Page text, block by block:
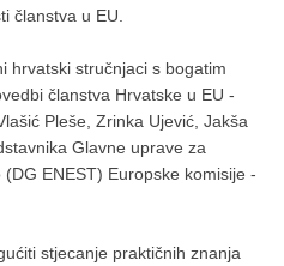
članstva u EU.
hrvatski stručnjaci s bogatim
članstva Hrvatske u EU -
Pleše, Zrinka Ujević, Jakša
Glavne uprave za
ENEST) Europske komisije -
stjecanje praktičnih znanja